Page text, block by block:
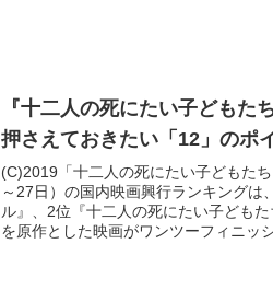
『十二人の死にたい子どもた
押さえておきたい「12」のポ
(C)2019「十二人の死にたい子どもた
～27日）の国内映画興行ランキングは
ル』、2位『十二人の死にたい子ども
を原作とした映画がワンツーフィニッ